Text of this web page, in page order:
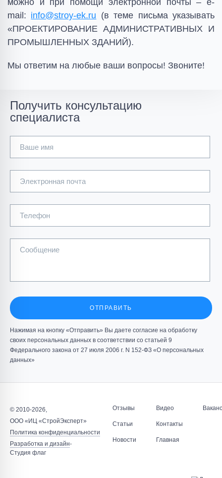
можно и при помощи электронной почты – e-
mail: info@stroy-ek.ru (в теме письма указывать
«ПРОЕКТИРОВАНИЕ АДМИНИСТРАТИВНЫХ И
ПРОМЫШЛЕННЫХ ЗДАНИЙ).
Мы ответим на любые ваши вопросы! Звоните!
Получить консультацию
специалиста
Ваше имя
Электронная почта
Телефон
Сообщение
ОТПРАВИТЬ
Нажимая на кнопку «Отправить» Вы даете согласие на обработку
своих персональных данных в соответствии со статьей 9
Федерального закона от 27 июля 2006 г. N 152-ФЗ «О персональных
данных»
© 2010-2026,
ООО «ИЦ «СтройЭксперт»
Политика конфиденциальности
Разработка и дизайн-
Студия флаг
Отзывы
Статьи
Новости
Видео
Контакты
Главная